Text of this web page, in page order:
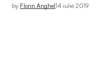
by Florin Anghel14 iulie 2019